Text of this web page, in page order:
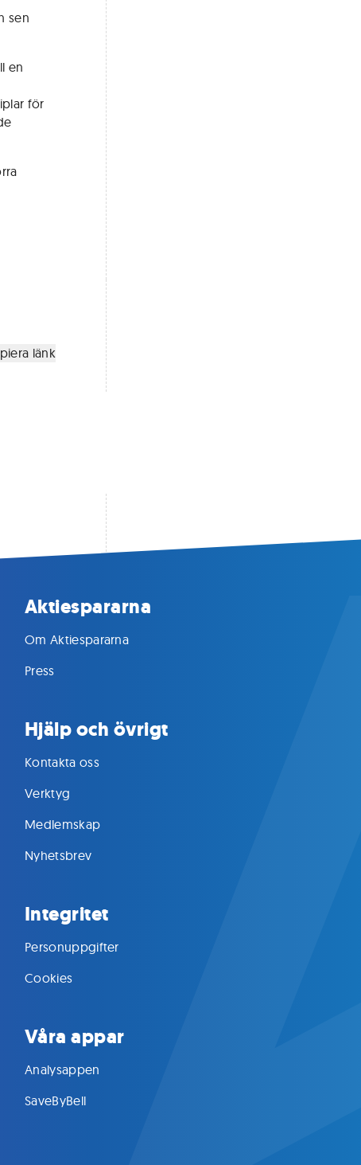
sen
en
för
länk
Aktiespararna
Om Aktiespararna
Press
Hjälp och övrigt
Kontakta oss
Verktyg
Medlemskap
Nyhetsbrev
Integritet
Personuppgifter
Cookies
Våra appar
Analysappen
SaveByBell